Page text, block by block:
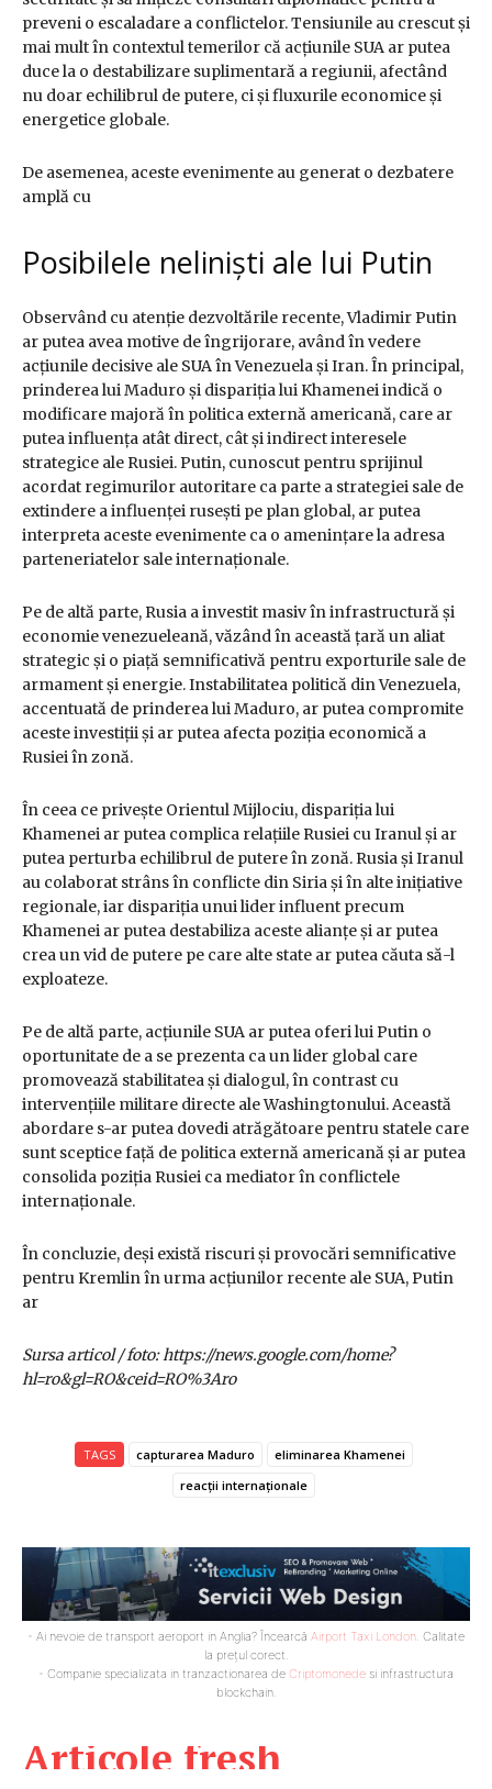
Articole fresh
preveni o escaladare a conflictelor. Tensiunile au crescut și
mai mult în contextul temerilor că acțiunile SUA ar putea
duce la o destabilizare suplimentară a regiunii, afectând
nu doar echilibrul de putere, ci și fluxurile economice și
energetice globale.
De asemenea, aceste evenimente au generat o dezbatere
amplă cu
Posibilele neliniști ale lui Putin
Observând cu atenție dezvoltările recente, Vladimir Putin
ar putea avea motive de îngrijorare, având în vedere
acțiunile decisive ale SUA în Venezuela și Iran. În principal,
prinderea lui Maduro și dispariția lui Khamenei indică o
modificare majoră în politica externă americană, care ar
putea influența atât direct, cât și indirect interesele
strategice ale Rusiei. Putin, cunoscut pentru sprijinul
acordat regimurilor autoritare ca parte a strategiei sale de
extindere a influenței rusești pe plan global, ar putea
interpreta aceste evenimente ca o amenințare la adresa
parteneriatelor sale internaționale.
Pe de altă parte, Rusia a investit masiv în infrastructură și
economie venezueleană, văzând în această țară un aliat
strategic și o piață semnificativă pentru exporturile sale de
armament și energie. Instabilitatea politică din Venezuela,
accentuată de prinderea lui Maduro, ar putea compromite
aceste investiții și ar putea afecta poziția economică a
Rusiei în zonă.
În ceea ce privește Orientul Mijlociu, dispariția lui
Khamenei ar putea complica relațiile Rusiei cu Iranul și ar
putea perturba echilibrul de putere în zonă. Rusia și Iranul
au colaborat strâns în conflicte din Siria și în alte inițiative
regionale, iar dispariția unui lider influent precum
Khamenei ar putea destabiliza aceste alianțe și ar putea
crea un vid de putere pe care alte state ar putea căuta să-l
exploateze.
Pe de altă parte, acțiunile SUA ar putea oferi lui Putin o
oportunitate de a se prezenta ca un lider global care
promovează stabilitatea și dialogul, în contrast cu
intervențiile militare directe ale Washingtonului. Această
abordare s-ar putea dovedi atrăgătoare pentru statele care
sunt sceptice față de politica externă americană și ar putea
consolida poziția Rusiei ca mediator în conflictele
internaționale.
În concluzie, deși există riscuri și provocări semnificative
pentru Kremlin în urma acțiunilor recente ale SUA, Putin
ar
Sursa articol / foto: https://news.google.com/home?
hl=ro&gl=RO&ceid=RO%3Aro
TAGS capturarea Maduro
eliminarea Khamenei
reacții internaționale
- Ai nevoie de transport aeroport in Anglia? Încearcă Airport Taxi London. Calitate
la prețul corect.
- Companie specializata in tranzactionarea de Criptomonede si infrastructura
blockchain.